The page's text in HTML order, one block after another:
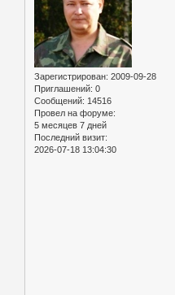
Зарегистрирован: 2009-09-28
Приглашений: 0
Сообщений: 14516
Провел на форуме:
5 месяцев 7 дней
Последний визит:
2026-07-18 13:04:30